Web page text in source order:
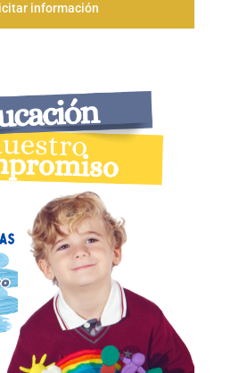
información